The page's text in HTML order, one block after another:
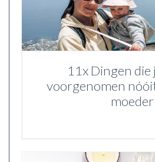
11x Dingen die
voorgenomen
moeder